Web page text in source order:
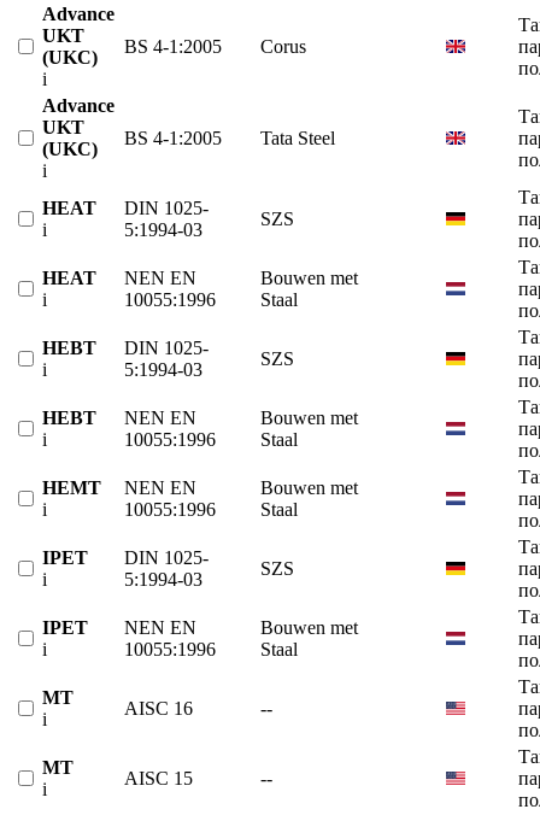
Advance
UKT
(UKC)
i
BS 4-1:2005 Corus
Advance
UKT
(UKC)
i
BS 4-1:2005 Tata Steel
HEAT
i
DIN 1025-
5:1994-03
SZS
HEAT
i
NEN EN
10055:1996
Bouwen met
Staal
HEBT
i
DIN 1025-
5:1994-03
SZS
HEBT
i
NEN EN
10055:1996
Bouwen met
Staal
HEMT
i
NEN EN
10055:1996
Bouwen met
Staal
IPET
i
DIN 1025-
5:1994-03
SZS
IPET
i
NEN EN
10055:1996
Bouwen met
Staal
MT
i
AISC 16 --
MT
i
AISC 15 --